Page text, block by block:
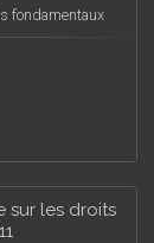
fondamentaux
sur les droits